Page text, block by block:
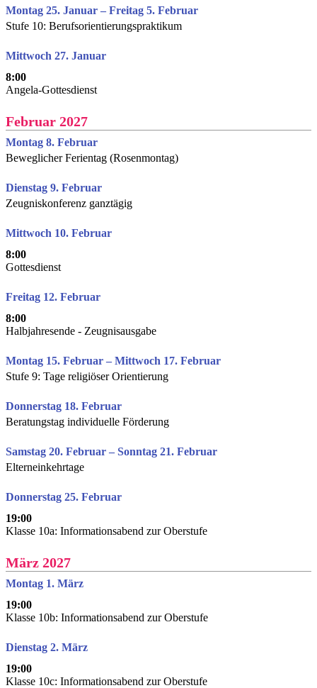
Montag 25. Januar – Freitag 5. Februar
Stufe 10: Berufsorientierungspraktikum
Mittwoch 27. Januar
8:00
Angela-Gottesdienst
Februar 2027
Montag 8. Februar
Beweglicher Ferientag (Rosenmontag)
Dienstag 9. Februar
Zeugniskonferenz ganztägig
Mittwoch 10. Februar
8:00
Gottesdienst
Freitag 12. Februar
8:00
Halbjahresende - Zeugnisausgabe
Montag 15. Februar – Mittwoch 17. Februar
Stufe 9: Tage religiöser Orientierung
Donnerstag 18. Februar
Beratungstag individuelle Förderung
Samstag 20. Februar – Sonntag 21. Februar
Elterneinkehrtage
Donnerstag 25. Februar
19:00
Klasse 10a: Informationsabend zur Oberstufe
März 2027
Montag 1. März
19:00
Klasse 10b: Informationsabend zur Oberstufe
Dienstag 2. März
19:00
Klasse 10c: Informationsabend zur Oberstufe